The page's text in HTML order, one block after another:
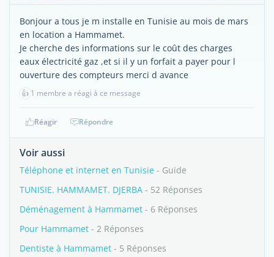
Bonjour a tous je m installe en Tunisie au mois de mars
en location a Hammamet.
Je cherche des informations sur le coût des charges
eaux électricité gaz ,et si il y un forfait a payer pour l
ouverture des compteurs merci d avance
👍 1 membre a réagi à ce message
Réagir Répondre
Voir aussi
Téléphone et internet en Tunisie - Guide
TUNISIE. HAMMAMET. DJERBA - 52 Réponses
Déménagement à Hammamet - 6 Réponses
Pour Hammamet - 2 Réponses
Dentiste à Hammamet - 5 Réponses